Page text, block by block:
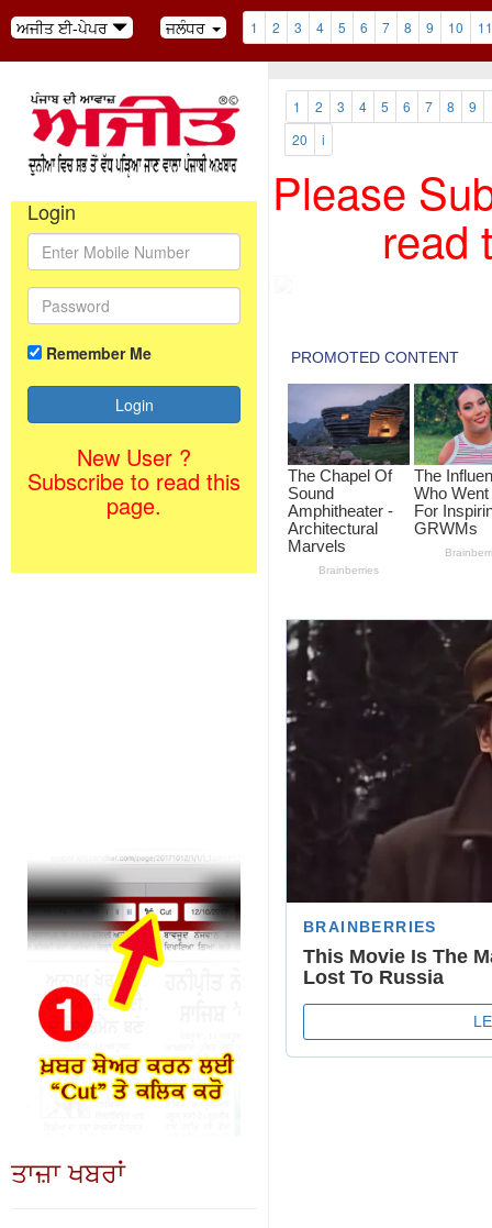
ਅਜੀਤ ਈ-ਪੇਪਰ ਜਲੰਧਰ 1 2 3 4 5 6 7 8 9 10 11
Login
Remember Me
New User ?
Subscribe to read this
page.
ਤਾਜ਼ਾ ਖਬਰਾਂ
1 2 3 4 5 6 7 8 9
20
i
Please
read